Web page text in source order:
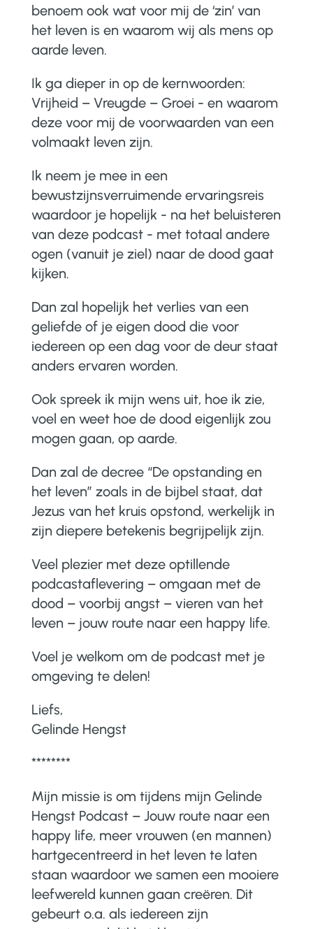
benoem ook wat voor mij de ‘zin’ van
het leven is en waarom wij als mens op
aarde leven.
Ik ga dieper in op de kernwoorden:
Vrijheid – Vreugde – Groei - en waarom
deze voor mij de voorwaarden van een
volmaakt leven zijn.
Ik neem je mee in een
bewustzijnsverruimende ervaringsreis
waardoor je hopelijk - na het beluisteren
van deze podcast - met totaal andere
ogen (vanuit je ziel) naar de dood gaat
kijken.
Dan zal hopelijk het verlies van een
geliefde of je eigen dood die voor
iedereen op een dag voor de deur staat
anders ervaren worden.
Ook spreek ik mijn wens uit, hoe ik zie,
voel en weet hoe de dood eigenlijk zou
mogen gaan, op aarde.
Dan zal de decree “De opstanding en
het leven” zoals in de bijbel staat, dat
Jezus van het kruis opstond, werkelijk in
zijn diepere betekenis begrijpelijk zijn.
Veel plezier met deze optillende
podcastaflevering – omgaan met de
dood – voorbij angst – vieren van het
leven – jouw route naar een happy life.
Voel je welkom om de podcast met je
omgeving te delen!
Liefs,
Gelinde Hengst
********
Mijn missie is om tijdens mijn Gelinde
Hengst Podcast – Jouw route naar een
happy life, meer vrouwen (en mannen)
hartgecentreerd in het leven te laten
staan waardoor we samen een mooiere
leefwereld kunnen gaan creëren. Dit
gebeurt o.a. als iedereen zijn